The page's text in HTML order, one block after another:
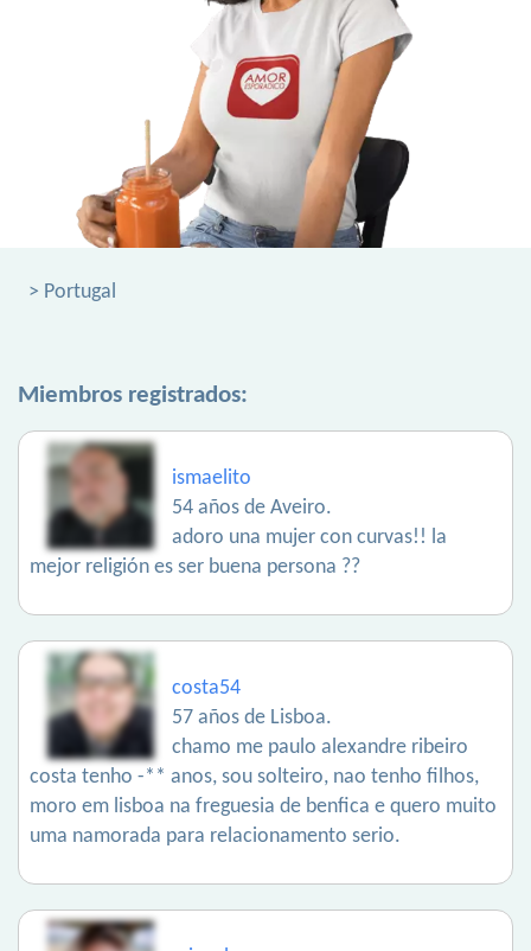
> Portugal
Miembros registrados:
ismaelito
54 años de Aveiro.
adoro una mujer con curvas!! la
mejor religión es ser buena persona ??
costa54
57 años de Lisboa.
chamo me paulo alexandre ribeiro
costa tenho -** anos, sou solteiro, nao tenho filhos,
moro em lisboa na freguesia de benfica e quero muito
uma namorada para relacionamento serio.